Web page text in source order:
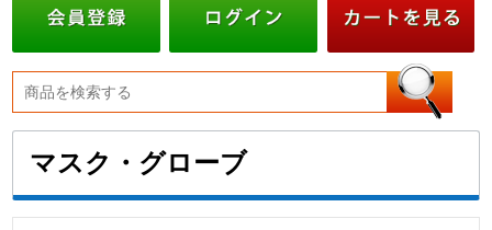
マスク・グローブ